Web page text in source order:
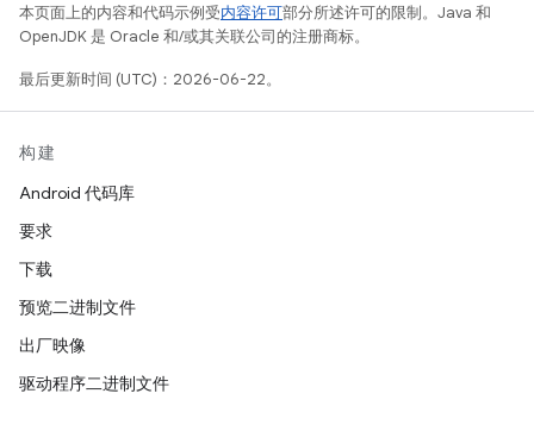
本页面上的内容和代码示例受内容许可部分所述许可的限制。Java 和
OpenJDK 是 Oracle 和/或其关联公司的注册商标。
最后更新时间 (UTC)：2026-06-22。
构建
Android 代码库
要求
下载
预览二进制文件
出厂映像
驱动程序二进制文件